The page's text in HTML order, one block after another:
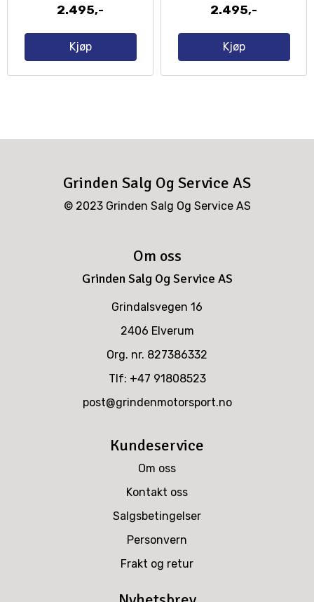
2.495,-
Kjøp
2.495,-
Kjøp
Grinden Salg Og Service AS
© 2023 Grinden Salg Og Service AS
Om oss
Grinden Salg Og Service AS
Grindalsvegen 16
2406 Elverum
Org. nr. 827386332
Tlf: +47 91808523
post@grindenmotorsport.no
Kundeservice
Om oss
Kontakt oss
Salgsbetingelser
Personvern
Frakt og retur